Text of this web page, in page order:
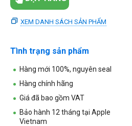
XEM DANH SÁCH SẢN PHẨM
Tình trạng sản phẩm
Hàng mới 100%, nguyên seal
Hàng chính hãng
Giá đã bao gồm VAT
Bảo hành 12 tháng tại Apple
Vietnam